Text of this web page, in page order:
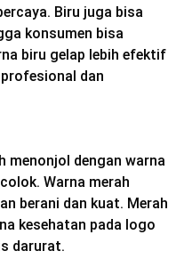
Biru juga bisa
konsumen bisa
biru gelap lebih efektif
dan
menonjol dengan warna
Warna merah
berani dan kuat. Merah
kesehatan pada logo
darurat.